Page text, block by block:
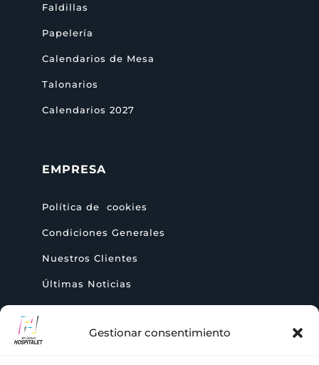
Gestionar consentimiento
Faldillas
Papelería
Calendarios de Mesa
Talonarios
Calendarios 2027
EMPRESA
Política de cookies
Condiciones Generales
Nuestros Clientes
Últimas Noticias
AYUDA